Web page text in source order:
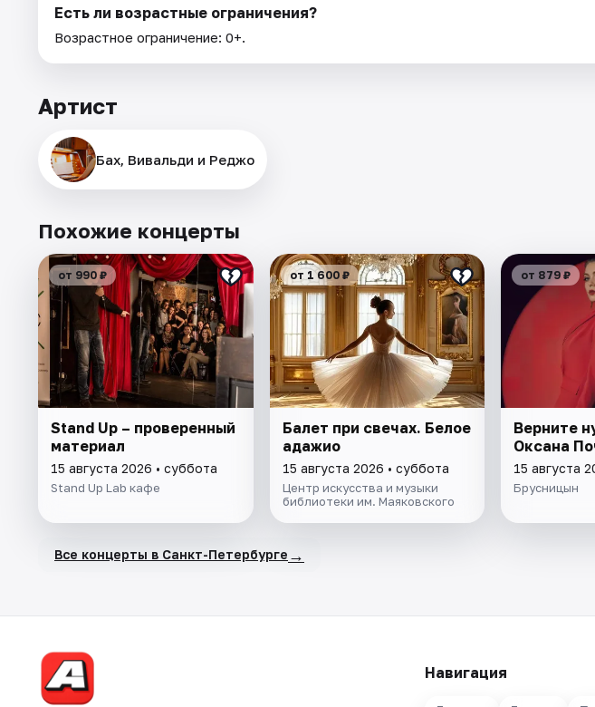
Есть ли возрастные ограничения?
Возрастное ограничение: 0+.
Артист
Бах, Вивальди и Реджо
Похожие концерты
от 990 ₽
Stand Up – проверенный
материал
15 августа 2026 • суббота
Stand Up Lab кафе
от 1 600 ₽
Балет при свечах. Белое
адажио
15 августа 2026 • суббота
Центр искусства и музыки
библиотеки им. Маяковского
от 879 ₽
Верните
Оксана
15 августа
Брусницын
Все концерты в Санкт-Петербурге →
Навигация